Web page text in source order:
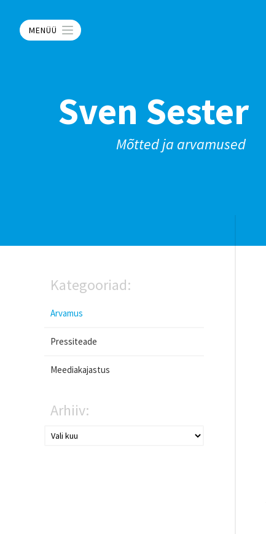
MENÜÜ
Sven Sester
Mõtted ja arvamused
Kategooriad:
Arvamus
Pressiteade
Meediakajastus
Arhiiv: